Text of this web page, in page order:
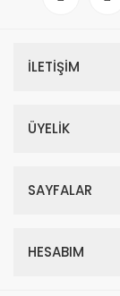
İLETİŞİM
ÜYELİK
SAYFALAR
HESABIM